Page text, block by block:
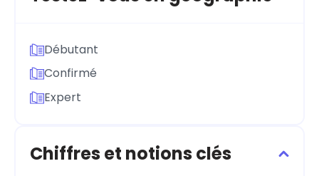
Débutant
Confirmé
Expert
Chiffres et notions clés